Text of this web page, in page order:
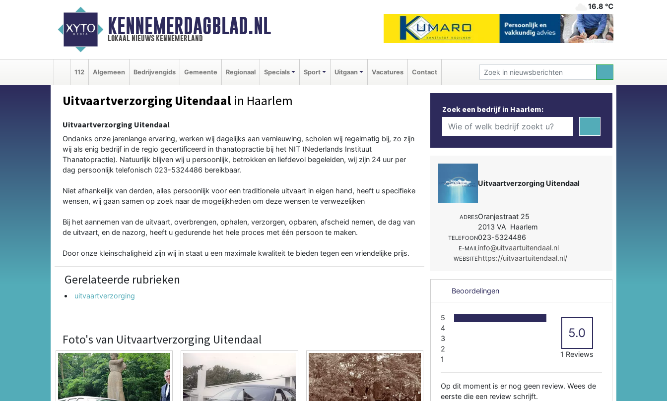
KENNEMERDAGBLAD.NL
lokaal nieuws kennemerland
16.8 ℃
112 Algemeen Bedrijvengids Gemeente Regionaal Specials Sport Uitgaan Vacatures Contact
Uitvaartverzorging Uitendaal in Haarlem
Uitvaartverzorging Uitendaal
Ondanks onze jarenlange ervaring, werken wij dagelijks aan vernieuwing, scholen wij regelmatig bij, zo zijn
wij als enig bedrijf in de regio gecertificeerd in thanatopractie bij het NIT (Nederlands Instituut
Thanatopractie). Natuurlijk blijven wij u persoonlijk, betrokken en liefdevol begeleiden, wij zijn 24 uur per
dag persoonlijk telefonisch 023-5324486 bereikbaar.
Niet afhankelijk van derden, alles persoonlijk voor een traditionele uitvaart in eigen hand, heeft u specifieke
wensen, wij gaan samen op zoek naar de mogelijkheden om deze wensen te verwezelijken
Bij het aannemen van de uitvaart, overbrengen, ophalen, verzorgen, opbaren, afscheid nemen, de dag van
de uitvaart, en de nazorg, heeft u gedurende het hele proces met één persoon te maken.
Door onze kleinschaligheid zijn wij in staat u een maximale kwaliteit te bieden tegen een vriendelijke prijs.
Gerelateerde rubrieken
uitvaartverzorging
Foto's van Uitvaartverzorging Uitendaal
Zoek een bedrijf in Haarlem:
Uitvaartverzorging Uitendaal
ADRESOranjestraat 25
2013 VA Haarlem
TELEFOON023-5324486
E-MAILinfo@uitvaartuitendaal.nl
WEBSITEhttps://uitvaartuitendaal.nl/
Beoordelingen
5
4
3
2
1
5.0
1 Reviews
Op dit moment is er nog geen review. Wees de
eerste die een review schrijft.